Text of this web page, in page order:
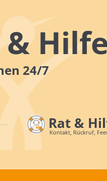
Hilfe
24/7
Rat &
Kontakt, Rückruf,